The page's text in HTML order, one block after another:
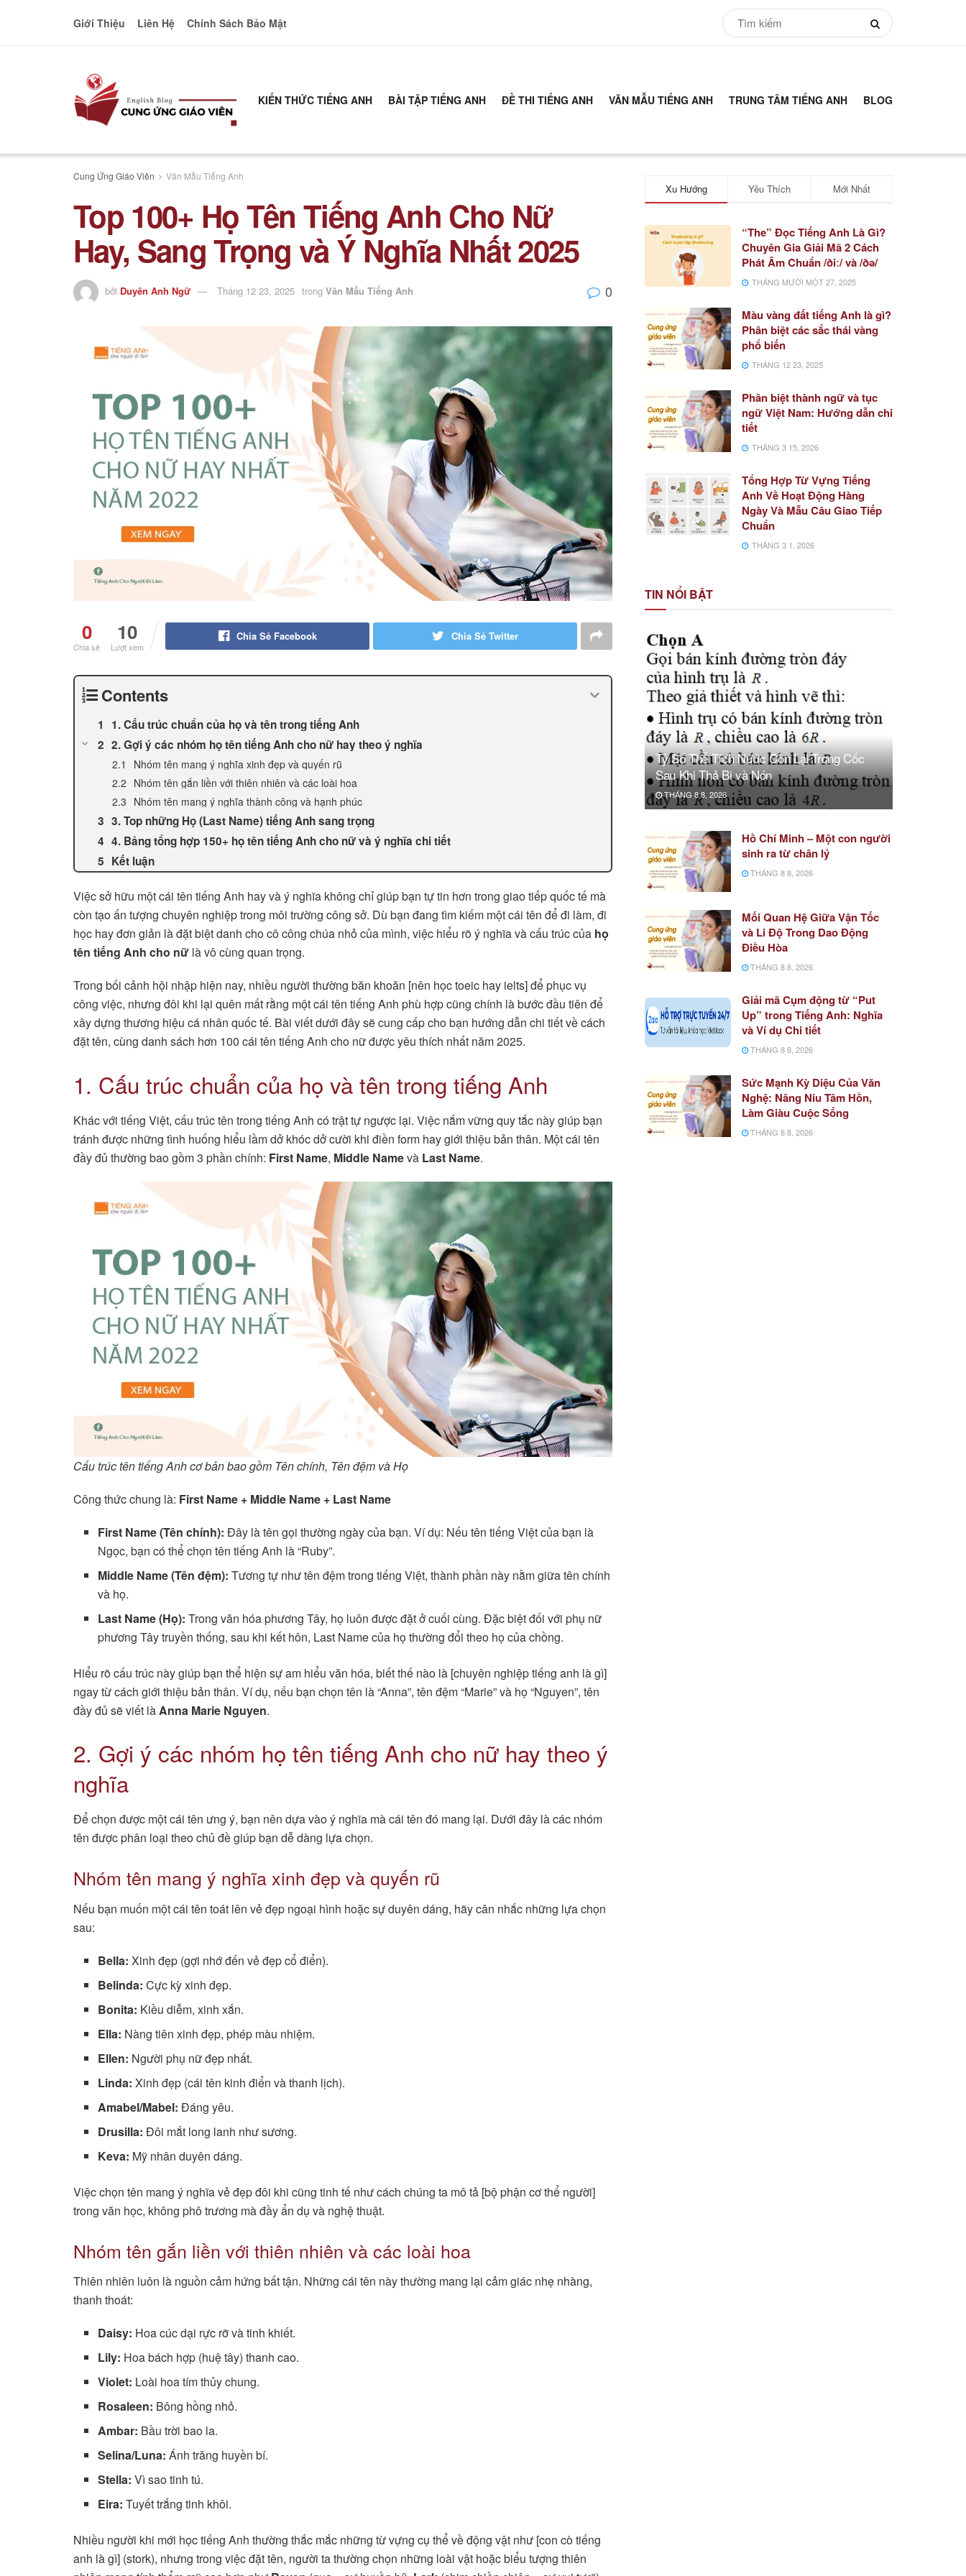
Giới Thiệu Liên Hệ Chính Sách Bảo Mật
KIẾN THỨC TIẾNG ANH BÀI TẬP TIẾNG ANH ĐỀ THI TIẾNG ANH VĂN MẪU TIẾNG ANH TRUNG TÂM TIẾNG ANH BLOG
Cung Ứng Giáo Viên Văn Mẫu Tiếng Anh
Top 100+ Họ Tên Tiếng Anh Cho Nữ
Hay, Sang Trọng và Ý Nghĩa Nhất 2025
bởi Duyên Anh Ngữ Tháng 12 23, 2025 trong Văn Mẫu Tiếng Anh 0
0
Chia sẻ
10
Lượt xem
Chia Sẻ Facebook Chia Sẻ Twitter
Contents
1. Cấu trúc chuẩn của họ và tên trong tiếng Anh
2. Gợi ý các nhóm họ tên tiếng Anh cho nữ hay theo ý nghĩa
Nhóm tên mang ý nghĩa xinh đẹp và quyến rũ
Nhóm tên gắn liền với thiên nhiên và các loài hoa
Nhóm tên mang ý nghĩa thành công và hạnh phúc
3. Top những Họ (Last Name) tiếng Anh sang trọng
4. Bảng tổng hợp 150+ họ tên tiếng Anh cho nữ và ý nghĩa chi tiết
Kết luận
Việc sở hữu một cái tên tiếng Anh hay và ý nghĩa không chỉ giúp bạn tự tin hơn trong giao tiếp quốc tế mà
còn tạo ấn tượng chuyên nghiệp trong môi trường công sở. Dù bạn đang tìm kiếm một cái tên để đi làm, đi
học hay đơn giản là đặt biệt danh cho cô công chúa nhỏ của mình, việc hiểu rõ ý nghĩa và cấu trúc của họ
tên tiếng Anh cho nữ là vô cùng quan trọng.
Trong bối cảnh hội nhập hiện nay, nhiều người thường băn khoăn [nên học toeic hay ielts] để phục vụ
công việc, nhưng đôi khi lại quên mất rằng một cái tên tiếng Anh phù hợp cũng chính là bước đầu tiên để
xây dựng thương hiệu cá nhân quốc tế. Bài viết dưới đây sẽ cung cấp cho bạn hướng dẫn chi tiết về cách
đặt tên, cùng danh sách hơn 100 cái tên tiếng Anh cho nữ được yêu thích nhất năm 2025.
1. Cấu trúc chuẩn của họ và tên trong tiếng Anh
Khác với tiếng Việt, cấu trúc tên trong tiếng Anh có trật tự ngược lại. Việc nắm vững quy tắc này giúp bạn
tránh được những tình huống hiểu lầm dở khóc dở cười khi điền form hay giới thiệu bản thân. Một cái tên
đầy đủ thường bao gồm 3 phần chính: First Name, Middle Namevà Last Name.
Cấu trúc tên tiếng Anh cơ bản bao gồm Tên chính, Tên đệm và Họ
Công thức chung là: First Name + Middle Name + Last Name
First Name (Tên chính): Đây là tên gọi thường ngày của bạn. Ví dụ: Nếu tên tiếng Việt của bạn là
Ngọc, bạn có thể chọn tên tiếng Anh là “Ruby”.
Middle Name (Tên đệm): Tương tự như tên đệm trong tiếng Việt, thành phần này nằm giữa tên chính
và họ.
Last Name (Họ): Trong văn hóa phương Tây, họ luôn được đặt ở cuối cùng. Đặc biệt đối với phụ nữ
phương Tây truyền thống, sau khi kết hôn, Last Name của họ thường đổi theo họ của chồng.
Hiểu rõ cấu trúc này giúp bạn thể hiện sự am hiểu văn hóa, biết thế nào là [chuyên nghiệp tiếng anh là gì]
ngay từ cách giới thiệu bản thân. Ví dụ, nếu bạn chọn tên là “Anna”, tên đệm “Marie” và họ “Nguyen”, tên
đầy đủ sẽ viết là Anna Marie Nguyen.
2. Gợi ý các nhóm họ tên tiếng Anh cho nữ hay theo ý
nghĩa
Để chọn được một cái tên ưng ý, bạn nên dựa vào ý nghĩa mà cái tên đó mang lại. Dưới đây là các nhóm
tên được phân loại theo chủ đề giúp bạn dễ dàng lựa chọn.
Nhóm tên mang ý nghĩa xinh đẹp và quyến rũ
Nếu bạn muốn một cái tên toát lên vẻ đẹp ngoại hình hoặc sự duyên dáng, hãy cân nhắc những lựa chọn
sau:
Bella: Xinh đẹp (gợi nhớ đến vẻ đẹp cổ điển).
Belinda: Cực kỳ xinh đẹp.
Bonita: Kiều diễm, xinh xắn.
Ella: Nàng tiên xinh đẹp, phép màu nhiệm.
Ellen: Người phụ nữ đẹp nhất.
Linda: Xinh đẹp (cái tên kinh điển và thanh lịch).
Amabel/Mabel: Đáng yêu.
Drusilla: Đôi mắt long lanh như sương.
Keva: Mỹ nhân duyên dáng.
Việc chọn tên mang ý nghĩa vẻ đẹp đôi khi cũng tinh tế như cách chúng ta mô tả [bộ phận cơ thể người]
trong văn học, không phô trương mà đầy ẩn dụ và nghệ thuật.
Nhóm tên gắn liền với thiên nhiên và các loài hoa
Thiên nhiên luôn là nguồn cảm hứng bất tận. Những cái tên này thường mang lại cảm giác nhẹ nhàng,
thanh thoát:
Daisy: Hoa cúc dại rực rỡ và tinh khiết.
Lily: Hoa bách hợp (huệ tây) thanh cao.
Violet: Loài hoa tím thủy chung.
Rosaleen: Bông hồng nhỏ.
Ambar: Bầu trời bao la.
Selina/Luna: Ánh trăng huyền bí.
Stella: Vì sao tinh tú.
Eira: Tuyết trắng tinh khôi.
Nhiều người khi mới học tiếng Anh thường thắc mắc những từ vựng cụ thể về động vật như [con cò tiếng
anh là gì] (stork), nhưng trong việc đặt tên, người ta thường chọn những loài vật hoặc biểu tượng thiên
Xu Hướng Yêu Thích Mới Nhất
“The” Đọc Tiếng Anh Là Gì?
Chuyên Gia Giải Mã 2 Cách
Phát Âm Chuẩn /ðiː/ và /ðə/
THÁNG MƯỜI MỘT 27, 2025
Màu vàng đất tiếng Anh là gì?
Phân biệt các sắc thái vàng
phổ biến
THÁNG 12 23, 2025
Phân biệt thành ngữ và tục
ngữ Việt Nam: Hướng dẫn chi
tiết
THÁNG 3 15, 2026
Tổng Hợp Từ Vựng Tiếng
Anh Về Hoạt Động Hàng
Ngày Và Mẫu Câu Giao Tiếp
Chuẩn
THÁNG 3 1, 2026
TIN NỔI BẬT
Tỷ Số Thể Tích Nước Còn Lại Trong Cốc
Sau Khi Thả Bi và Nón
THÁNG 8 8, 2026
Hồ Chí Minh – Một con người
sinh ra từ chân lý
THÁNG 8 8, 2026
Mối Quan Hệ Giữa Vận Tốc
và Li Độ Trong Dao Động
Điều Hòa
THÁNG 8 8, 2026
Giải mã Cụm động từ “Put
Up” trong Tiếng Anh: Nghĩa
và Ví dụ Chi tiết
THÁNG 8 8, 2026
Sức Mạnh Kỳ Diệu Của Văn
Nghệ: Nâng Niu Tâm Hồn,
Làm Giàu Cuộc Sống
THÁNG 8 8, 2026